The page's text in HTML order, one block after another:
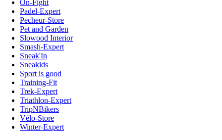
On-Fight
Padel-Expert
Pecheur-Store
Pet and Garden
Slowood Interior
Smash-Expert
Sneak'In
Sneakids
Sport is good
Training-Fit
Trek-Expert
Triathlon-Expert
TripNBikers
Vélo-Store
Winter-Expert